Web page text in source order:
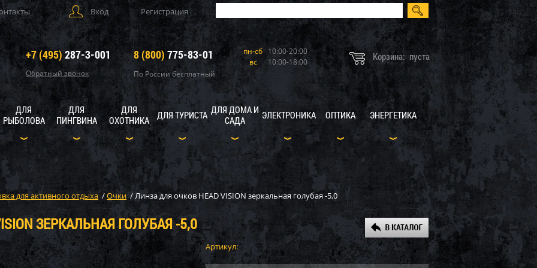
Вход Регистрация
+7 (495) 287-3-001
Обратный звонок
8 (800) 775-83-01
По России бесплатный
пн-сб 10:00-20:00
вс
10:00-18:00 Корзина: пуста
ДЛЯ
РЫБОЛОВА
ДЛЯ
ПИНГВИНА
ДЛЯ
ОХОТНИКА
ДЛЯ ТУРИСТА ДЛЯ ДОМА И
САДА
ЭЛЕКТРОНИКА ОПТИКА ЭНЕРГЕТИКА
для активного отдыха /Очки /Линза для очков HEAD VISION зеркальная голубая -5,0
ЗЕРКАЛЬНАЯ ГОЛУБАЯ -5,0
Артикул: